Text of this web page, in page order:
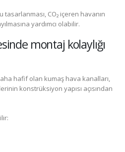
tasarlanması, CO₂ içeren havanın
yardımcı olabilir.
montaj kolaylığı
hafif olan kumaş hava kanalları,
konstrüksiyon yapısı açısından